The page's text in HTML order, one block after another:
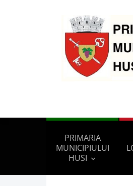
PRIMARIA
MUNICIPIULUI
HUSI